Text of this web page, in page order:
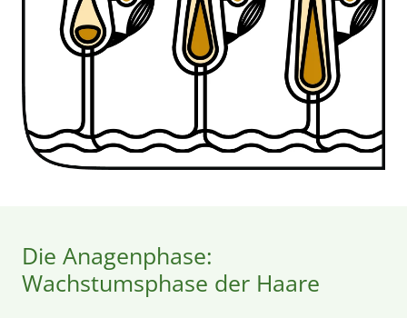
Die Anagenphase:
Wachstumsphase der Haare